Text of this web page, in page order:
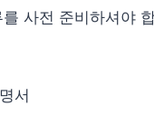
사전 준비하셔야
서